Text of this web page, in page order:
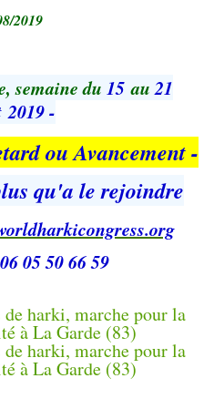
2019
semaine du 15 au21
2019 -
ou Avancement -
qu'a le rejoindre
06 05 50 66 59